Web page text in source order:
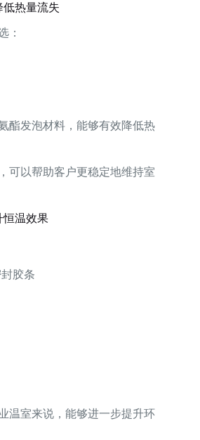
低热量流失
：
酯发泡材料，能够有效降低热
可以帮助客户更稳定地维持室
恒温效果
胶条
温室来说，能够进一步提升环